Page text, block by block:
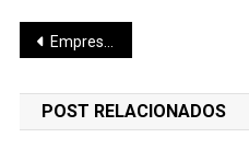
Navegação
de
Post
Empresa inaugura PA Busines Park
POST RELACIONADOS